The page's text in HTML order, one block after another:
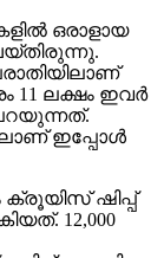
ഒരാളായ
11 ലക്ഷം ഇവർ
പറയുന്നത്.
ഇപ്പോൾ
ക്രൂയിസ് ഷിപ്പ്
12,000